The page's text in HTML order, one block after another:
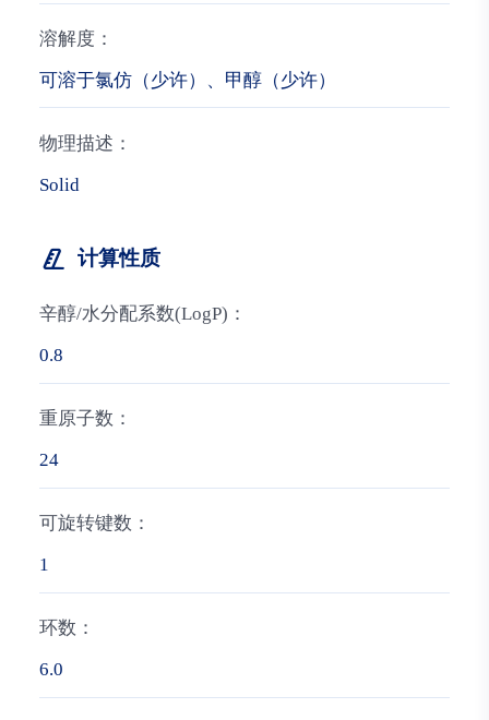
溶解度：
可溶于氯仿（少许）、甲醇（少许）
物理描述：
Solid
计算性质
辛醇/水分配系数(LogP)：
0.8
重原子数：
24
可旋转键数：
1
环数：
6.0